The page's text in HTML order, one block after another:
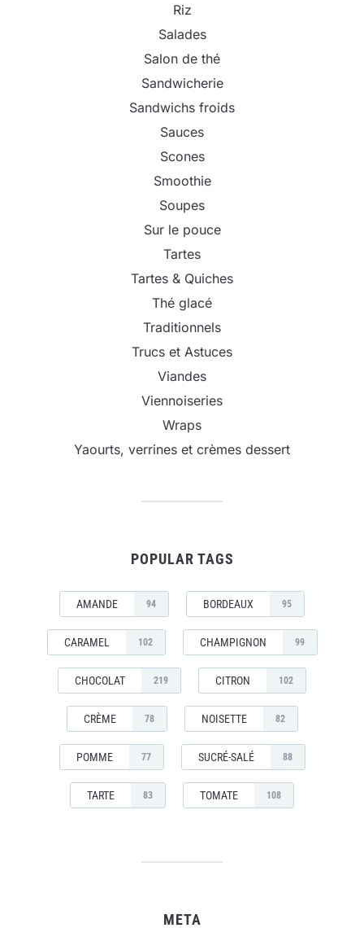
Riz
Salades
Salon de thé
Sandwicherie
Sandwichs froids
Sauces
Scones
Smoothie
Soupes
Sur le pouce
Tartes
Tartes & Quiches
Thé glacé
Traditionnels
Trucs et Astuces
Viandes
Viennoiseries
Wraps
Yaourts, verrines et crèmes dessert
POPULAR TAGS
AMANDE 94 BORDEAUX 95
CARAMEL 102 CHAMPIGNON 99
CHOCOLAT 219 CITRON 102
CRÈME 78 NOISETTE 82
POMME 77 SUCRÉ-SALÉ 88
TARTE 83 TOMATE 108
META